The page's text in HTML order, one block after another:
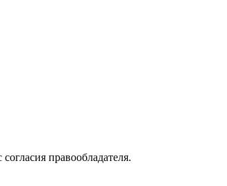
правообладателя.